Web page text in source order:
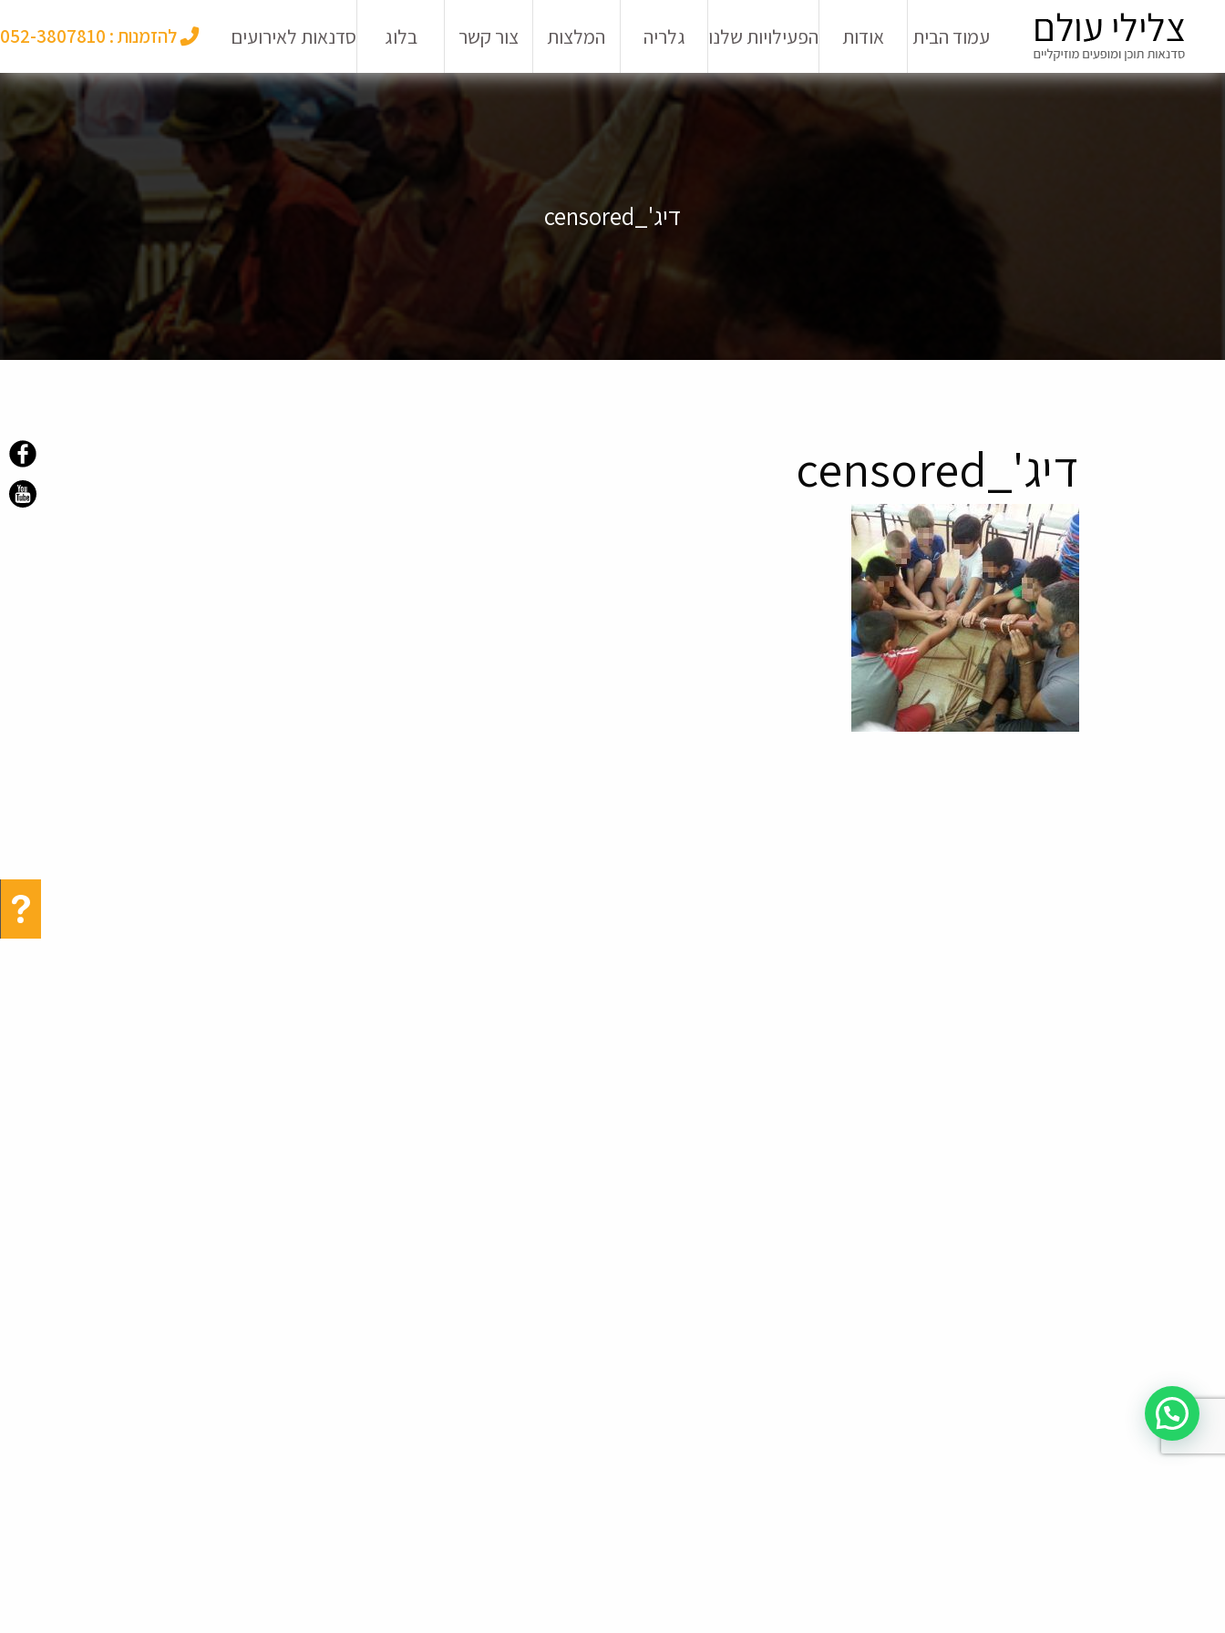
עמוד הבית אודות הפעילויות שלנו גלריה המלצות צור קשר בלוג סדנאות לאירועים להזמנות :
דיג'_censored
דיג'_censored